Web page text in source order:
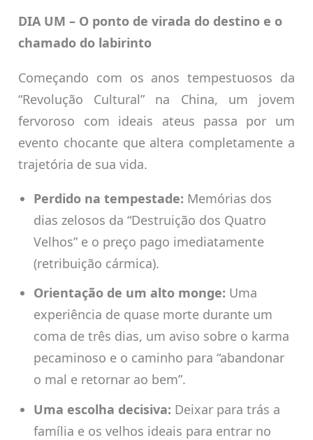
DIA UM – O ponto de virada do destino e o
chamado do labirinto
Começando com os anos tempestuosos da
“Revolução Cultural” na China, um jovem
fervoroso com ideais ateus passa por um
evento chocante que altera completamente a
trajetória de sua vida.
Perdido na tempestade: Memórias dos
dias zelosos da “Destruição dos Quatro
Velhos” e o preço pago imediatamente
(retribuição cármica).
Orientação de um alto monge: Uma
experiência de quase morte durante um
coma de três dias, um aviso sobre o karma
pecaminoso e o caminho para “abandonar
o mal e retornar ao bem”.
Uma escolha decisiva: Deixar para trás a
família e os velhos ideais para entrar no